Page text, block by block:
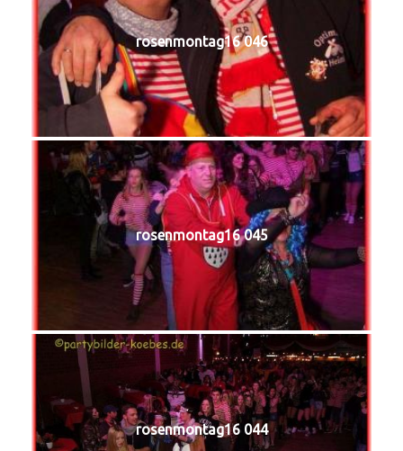
rosenmontag16 046
rosenmontag16 045
rosenmontag16 044